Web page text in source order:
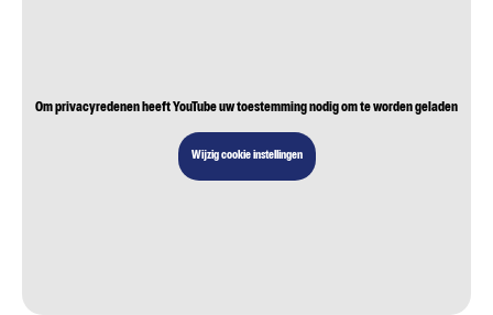
Om privacyredenen heeft YouTube uw toestemming nodig om te worden geladen
Wijzig cookie instellingen